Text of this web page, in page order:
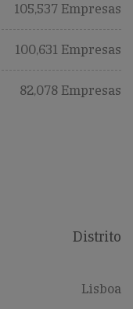
105,537 Empresas
100,631 Empresas
82,078 Empresas
Distrito
Lisboa